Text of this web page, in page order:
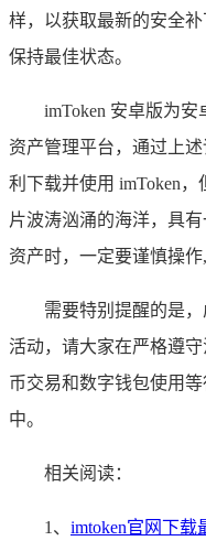
样，以获取最新的安全
保持最佳状态。
imToken 安卓版为
资产管理平台，通过上
利下载并使用 imToken
片波涛汹涌的海洋，具
资产时，一定要谨慎操
需要特别提醒的是
活动，请大家在严格遵
币交易和数字钱包使用
中。
相关阅读：
1、 imtoken官网下载